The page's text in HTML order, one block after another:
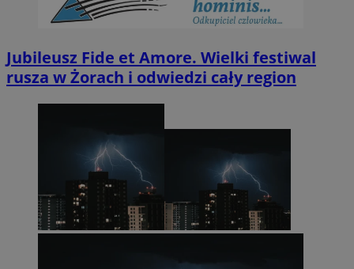
Jubileusz Fide et Amore. Wielki festiwal
rusza w Żorach i odwiedzi cały region